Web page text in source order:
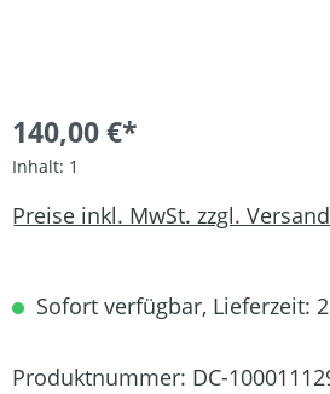
140,00 €*
Inhalt: 1
Preise inkl. MwSt. zzgl.
Sofort verfügbar, Lieferzeit:
Produktnummer: DC-